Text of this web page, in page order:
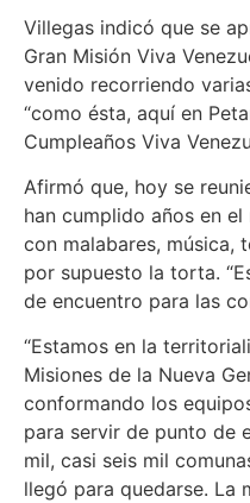
Villegas indicó que se
Gran Misión Viva
venido recorriendo
“como ésta, aquí en
Cumpleaños Viva
Afirmó que, hoy se
han cumplido años en
con malabares, música,
por supuesto la torta.
de encuentro para las
“Estamos en la
Misiones de la Nueva
conformando los
para servir de punto de
mil, casi seis mil
llegó para quedarse. La